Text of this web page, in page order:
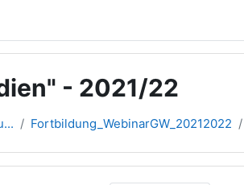
- 2021/22
Fortbildung_WebinarGW_20212022